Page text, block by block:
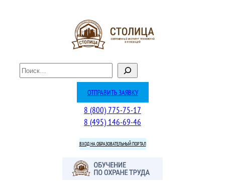
П
о
ОТПРАВИТЬ ЗАЯВКУ
8 (800) 775-75-17
8 (495) 146-69-46
ВХОД НА ОБРАЗОВАТЕЛЬНЫЙ ПОРТАЛ